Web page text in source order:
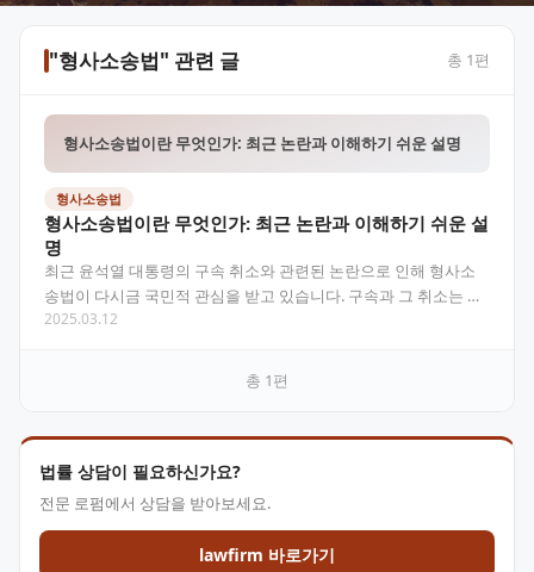
"형사소송법" 관련 글 총 1편
형사소송법이란 무엇인가: 최근 논란과 이해하기 쉬운 설명
형사소송법
형사소송법이란 무엇인가: 최근 논란과 이해하기 쉬운 설
명
최근 윤석열 대통령의 구속 취소와 관련된 논란으로 인해 형사소
송법이 다시금 국민적 관심을 받고 있습니다. 구속과 그 취소는 법
적 절차와 원칙에 따라 진행되며, 이는 형사소송법이라는…
2025.03.12
총 1편
법률 상담이 필요하신가요?
전문 로펌에서 상담을 받아보세요.
lawfirm 바로가기